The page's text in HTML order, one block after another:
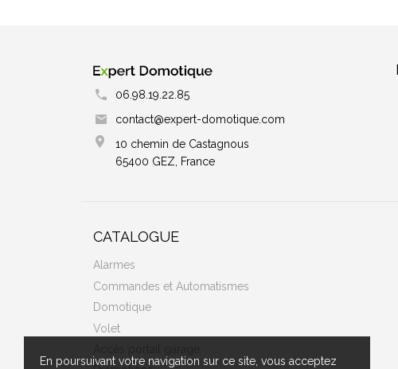
En poursuivant votre navigation sur ce site, vous acceptez
06.98.19.22.85
contact@expert-domotique.com
10 chemin de Castagnous
65400 GEZ, France
CATALOGUE
Alarmes
Commandes et Automatismes
Domotique
Volet